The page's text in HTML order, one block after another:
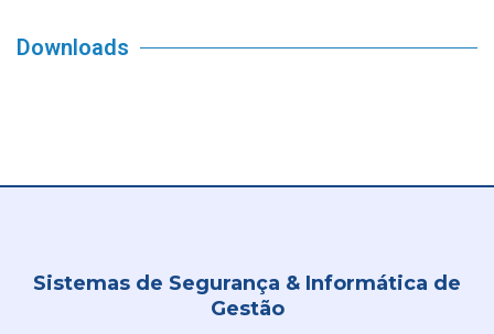
Downloads
Sistemas de Segurança & Informática de
Gestão